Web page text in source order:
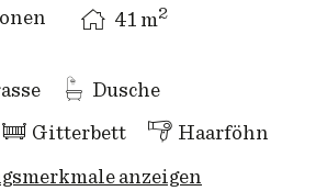
41 m2
Dusche
Gitterbett Haarföhn
anzeigen